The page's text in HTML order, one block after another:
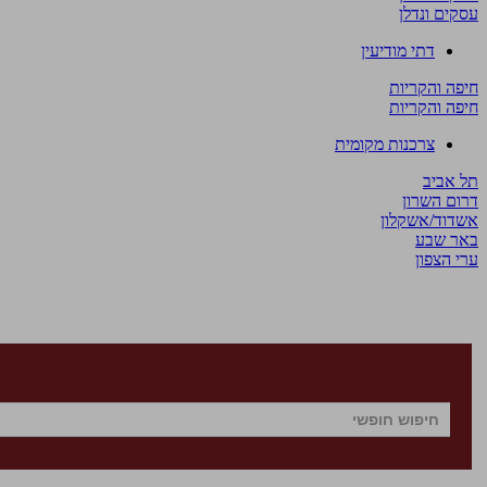
עסקים ונדלן
דתי מודיעין
חיפה והקריות
חיפה והקריות
צרכנות מקומית
תל אביב
דרום השרון
אשדוד/אשקלון
באר שבע
ערי הצפון